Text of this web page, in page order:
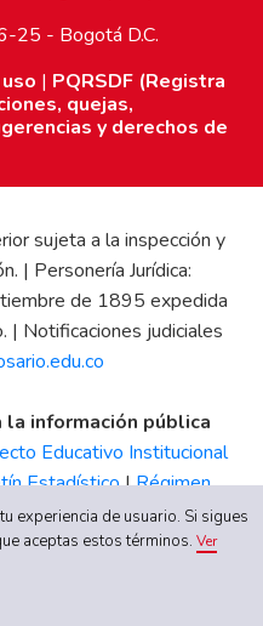
25 - Bogotá D.C.
| PQRSDF (Registra
quejas,
y derechos de
sujeta a la inspección y
| Personería Jurídica:
de 1895 expedida
| Notificaciones judiciales
la información pública
Educativo Institucional
Estadístico|Régimen
|Código de Ética| Canal
UR
experiencia de usuario. Si sigues
aceptas estos términos.Ver